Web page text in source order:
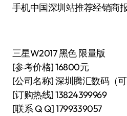
手机中国深圳站推荐经销商
三星W2017 黑色 限量版
[参考价格] 16800元
[公司名称] 深圳腾汇数码（可
[订购热线] 13824399969
[联系 Q Q] 1799339057